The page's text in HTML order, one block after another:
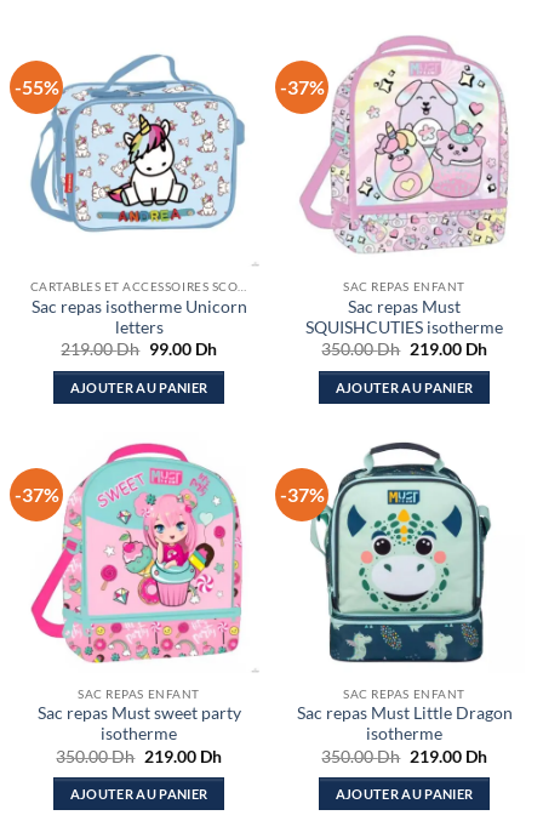
-55%
Sac repas isotherme Unicorn
letters
219.00Dh Le
initial
était :
99.00 DhLe
actuel
AJOUTER AU PANIER
-37%
SAC REPAS ENFANT
Sac repas Must
SQUISHCUTIES isotherme
350.00Dh Le
initial
était :
219.00 DhLe
actuel
AJOUTER AU PANIER
-37%
SAC REPAS ENFANT
Sac repas Must sweet party
isotherme
350.00Dh Le
initial
était :
219.00 DhLe
actuel
AJOUTER AU PANIER
-37%
SAC REPAS ENFANT
Sac repas Must Little Dragon
isotherme
350.00Dh Le
initial
était :
219.00 DhLe
actuel
AJOUTER AU PANIER